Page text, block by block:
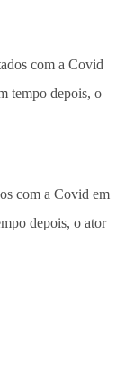
com a Covid em
depois, o ator